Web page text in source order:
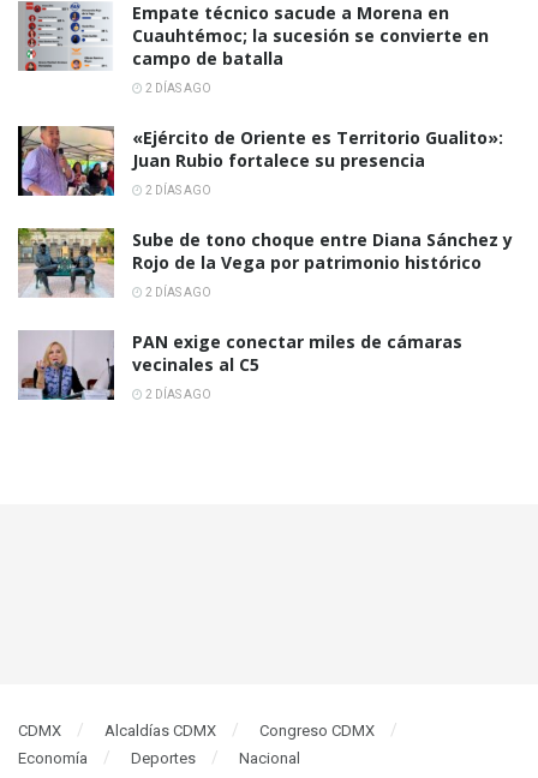
Empate técnico sacude a Morena en
Cuauhtémoc; la sucesión se convierte en
campo de batalla
2 DÍAS AGO
«Ejército de Oriente es Territorio Gualito»:
Juan Rubio fortalece su presencia
2 DÍAS AGO
Sube de tono choque entre Diana Sánchez y
Rojo de la Vega por patrimonio histórico
2 DÍAS AGO
PAN exige conectar miles de cámaras
vecinales al C5
2 DÍAS AGO
CDMX Alcaldías CDMX
Congreso CDMX
Economía
Deportes Nacional